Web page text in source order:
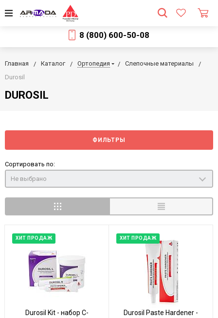
8 (800) 600-50-08
Главная Каталог Ортопедия
Слепочные материалы
Durosil
DUROSIL
ФИЛЬТРЫ
Сортировать по:
Не выбрано
ХИТ ПРОДАЖ
Durosil Kit - набор C-
ХИТ ПРОДАЖ
Durosil Paste Hardener -